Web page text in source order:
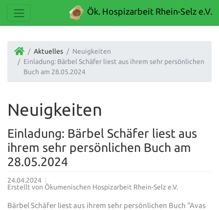
Ök. Hospizarbeit Rhein-Selz e.V.
Aktuelles
Neuigkeiten
Einladung: Bärbel Schäfer liest aus ihrem sehr persönlichen
Buch am 28.05.2024
Neuigkeiten
Einladung: Bärbel Schäfer liest aus
ihrem sehr persönlichen Buch am
28.05.2024
24.04.2024
Erstellt von Ökumenischen Hospizarbeit Rhein-Selz e.V.
Bärbel Schäfer liest aus ihrem sehr persönlichen Buch "Avas